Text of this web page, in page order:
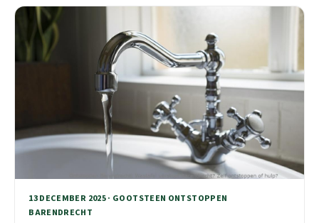
13 DECEMBER 2025 · GOOTSTEEN ONTSTOPPEN
BARENDRECHT